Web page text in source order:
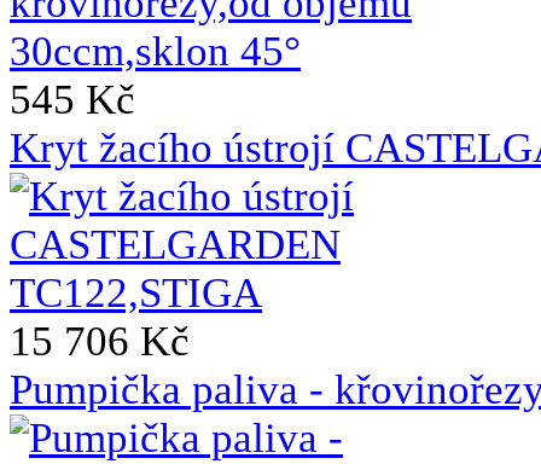
545 Kč
Kryt žacího ústrojí
15 706 Kč
Pumpička paliva -